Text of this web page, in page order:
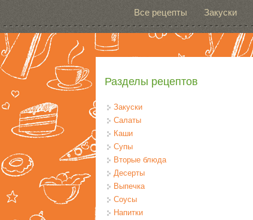
Все рецепты Закуски
Разделы рецептов
Закуски
Салаты
Каши
Супы
Вторые блюда
Десерты
Выпечка
Соусы
Напитки